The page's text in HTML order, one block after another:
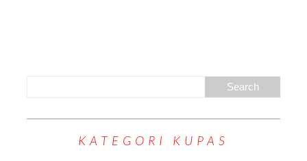
KATEGORI KUPAS